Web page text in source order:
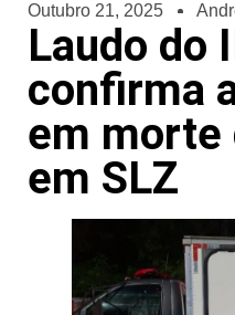
Outubro 21, 2025
Laudo do
confirma
em morte
em SLZ